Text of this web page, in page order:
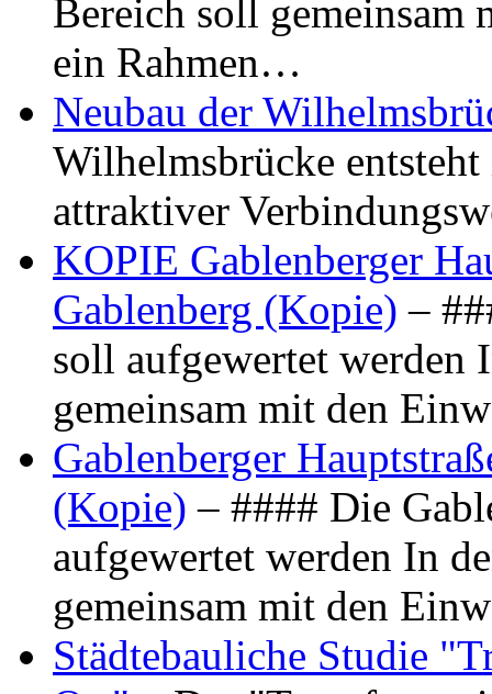
Bereich soll gemeinsam
ein Rahmen…
Neubau der
Wilhelmsbrücke
attraktiver
KOPIE Gablenberger
Gablenberg (Kopie) –
soll aufgewertet werden
gemeinsam mit den
Gablenberger
(Kopie) – #### Die
aufgewertet werden In
gemeinsam mit den
Städtebauliche Studie